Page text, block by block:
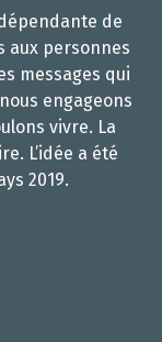
de
aux personnes
messages qui
engageons
vivre. La
L’idée a été
2019.